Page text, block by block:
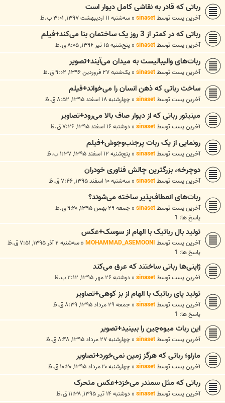
رباتی که قادر به نقاشی کامل دیوار است
آخرین پست توسطsinaset
« سه‌شنبه ۱۱ اردیبهشت ۱۳۹۷, ۳:۰۱ ب.ظ
رباتی که در کمتر از 3 روز یک ساختمان بنا می‌کند+فیلم
آخرین پست توسطsinaset
« پنج‌شنبه ۱۵ تیر ۱۳۹۶, ۸:۰۵ ق.ظ
ربات‌های والیبالیست به میدان می‌آیند+تصویر
آخرین پست توسطsinaset
« یک‌شنبه ۲۷ فروردین ۱۳۹۶, ۹:۰۲ ق.ظ
ساخت رباتی که ذهن انسان را می‌خواند+فیلم
آخرین پست توسطsinaset
« چهارشنبه ۱۸ اسفند ۱۳۹۵, ۸:۵۲ ق.ظ
مینیتور رباتی که از دیوار صاف بالا می‌رود+تصاویر
آخرین پست توسطsinaset
« دوشنبه ۱۶ اسفند ۱۳۹۵, ۷:۲۶ ق.ظ
رونمایی از یک ربات پرجنب‌وجوش+فیلم
آخرین پست توسطsinaset
« پنج‌شنبه ۱۲ اسفند ۱۳۹۵, ۱:۳۷ ب.ظ
دوچرخه‌، بزرگترین چالش فناوری خودران
آخرین پست توسطsinaset
« سه‌شنبه ۱۰ اسفند ۱۳۹۵, ۷:۴۶ ق.ظ
ربات‌های انعطاف‌پذیر ساخته می‌شوند؟
آخرین پست توسطsinaset
« جمعه ۲۹ بهمن ۱۳۹۵, ۹:۲۰ ق.ظ
پاسخ ها: 1
تولید بال رباتیک با الهام از سوسک+عکس
آخرین پست توسطMOHAMMAD_ASEMOONI
« سه‌شنبه ۲ آذر ۱۳۹۵, ۷:۵۱ ق.ظ
پاسخ ها: 1
ژاپنی‌ها رباتی ساختند که عرق می‌کند
آخرین پست توسطsinaset
« دوشنبه ۲۶ مهر ۱۳۹۵, ۲:۱۲ ب.ظ
تولید پای رباتیک با الهام از بز کوهی+تصاویر
آخرین پست توسطsinaset
« جمعه ۲۹ مرداد ۱۳۹۵, ۸:۳۹ ق.ظ
پاسخ ها: 1
این ربات میوه‌چین را ببینید+تصویر
آخرین پست توسطsinaset
« چهارشنبه ۲۷ مرداد ۱۳۹۵, ۸:۴۸ ق.ظ
مارلو؛ رباتی که هرگز زمین نمی‌خورد+تصاویر
آخرین پست توسطsinaset
« چهارشنبه ۲۰ مرداد ۱۳۹۵, ۱۰:۲۰ ق.ظ
رباتی که مثل سمندر می‌خزد+عکس متحرک
آخرین پست توسطsinaset
« دوشنبه ۱۴ تیر ۱۳۹۵, ۱۱:۳۸ ق.ظ